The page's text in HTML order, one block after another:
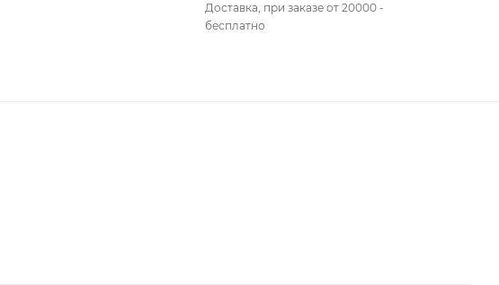
Доставка, при заказе от 20000 -
бесплатно